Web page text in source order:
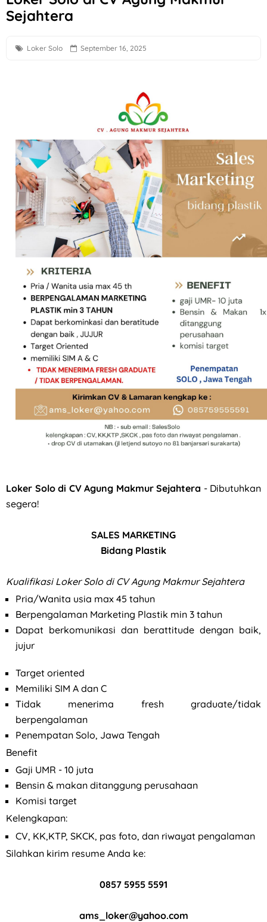
Loker Semarang Terbaru di Sego Pecel PePe
Loker Karanganyar HRD, Gudang, Keuangan, dll di Sweet
Lowongan Kerja F&B Solo dan Sukoharjo di Es Teh Mas
Loker Solo Bulan Agustus 2026 di Kosi Kost
Loker Pabrik Pipa PVC Sukoharjo di PT Damai Global
Lowongan Kerja 10 Posisi di Candi Elektronik Sukoharjo
Loker Pecel Pepe Semarang Posisi Crew Outlet
Loker Digital Marketing Sukoharjo di PT Elvas Grafika
Loker Sukoharjo 5 Posisi CV Tiga Likuid Plastindo & PT
Loker QC, PPIC, Operator Flexo di PT Quark Quality Pack
Sejahtera
Loker Solo September 16, 2025
Loker Solo di CV Agung Makmur Sejahtera - Dibutuhkan
segera!
SALES MARKETING
Bidang Plastik
Kualifikasi Loker Solo di CV Agung Makmur Sejahtera
Pria/Wanita usia max 45 tahun
Berpengalaman Marketing Plastik min 3 tahun
Dapat berkomunikasi dan berattitude dengan baik,
jujur
Target oriented
Memiliki SIM A dan C
Tidak menerima fresh graduate/tidak
berpengalaman
Penempatan Solo, Jawa Tengah
Benefit
Gaji UMR - 10 juta
Bensin & makan ditanggung perusahaan
Komisi target
Kelengkapan:
CV, KK,KTP, SKCK, pas foto, dan riwayat pengalaman
Silahkan kirim resume Anda ke:
0857 5955 5591
ams_loker@yahoo.com